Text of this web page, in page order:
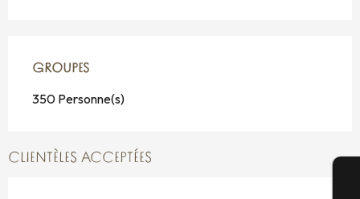
GROUPES
GROUPES
350 Personne(s)
CLIENTÈLES ACCEPTÉES